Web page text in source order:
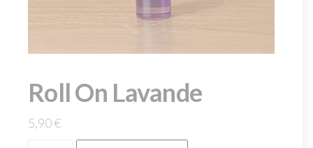
Roll On Lavande
5,90€